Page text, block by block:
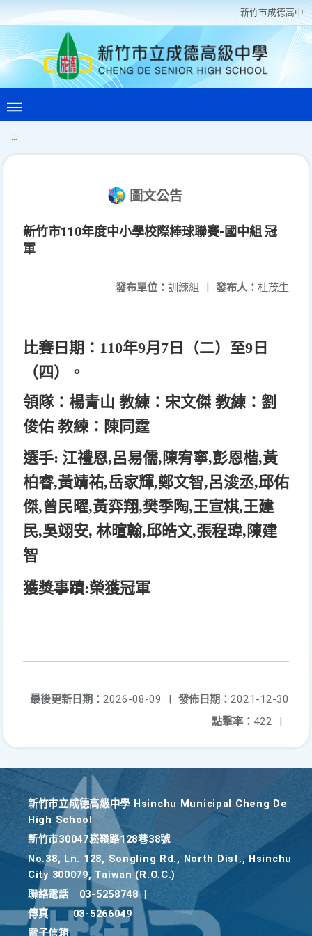
新竹巿成德高中
:::
圖文公告
新竹市110年度中小學校際棒球聯賽-國中組 冠
軍
發布人： 杜茂生
發布單位： 訓練組 |
比賽日期： 110年9月7日（二）至9日
（四）。
領隊：楊青山 教練：宋文傑 教練：劉
俊佑 教練：陳同霆
選手: 江禮恩,呂易儒,陳宥寧,彭恩楷,黃
柏睿,黃靖祐,岳家輝,鄭文智,呂浚丞,邱佑
傑,曾民曜,黃弈翔,樊季陶,王宣棋,王建
民,吳翊安, 林暄翰,邱皓文,張程瑋,陳建
智
獲獎事蹟:榮獲冠軍
發佈日期： 2021-12-30
最後更新日期： 2026-08-09
|
點擊率： 422 |
新竹巿立成德高級中學 Hsinchu Municipal Cheng De
High School
新竹巿30047崧嶺路128巷38號
No.38, Ln. 128, Songling Rd., North Dist., Hsinchu
City 300079, Taiwan (R.O.C.)
聯絡電話
03-5258748
傳真
03-5266049
電子信箱